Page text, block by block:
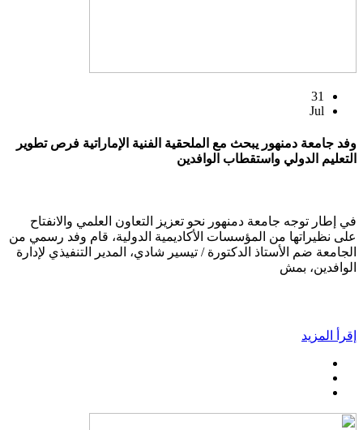
31
Jul
وفد جامعة دمنهور يبحث مع الملحقية الفنية الإماراتية فرص تطوير
التعليم الدولي واستقطاب الوافدين
في إطار توجه جامعة دمنهور نحو تعزيز التعاون العلمي والانفتاح
على نظيراتها من المؤسسات الأكاديمية الدولية، قام وفد رسمي من
الجامعة ضم الأستاذ الدكتورة / تيسير شادي، المدير التنفيذي لإدارة
الوافدين، بمش
إقرأ المزيد